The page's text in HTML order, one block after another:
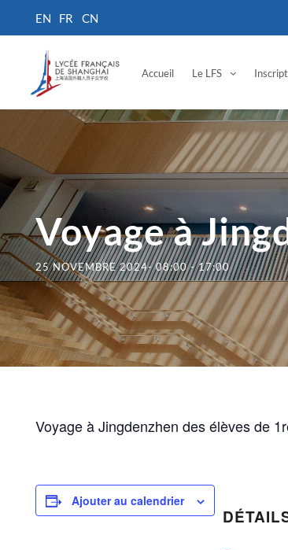
Accueil Le LFS
Voyage à
25 NOVEMBRE 2024- 08:00-17:00
Voyage à Jingdenzhen des élèves de
Ajouter au calendrier